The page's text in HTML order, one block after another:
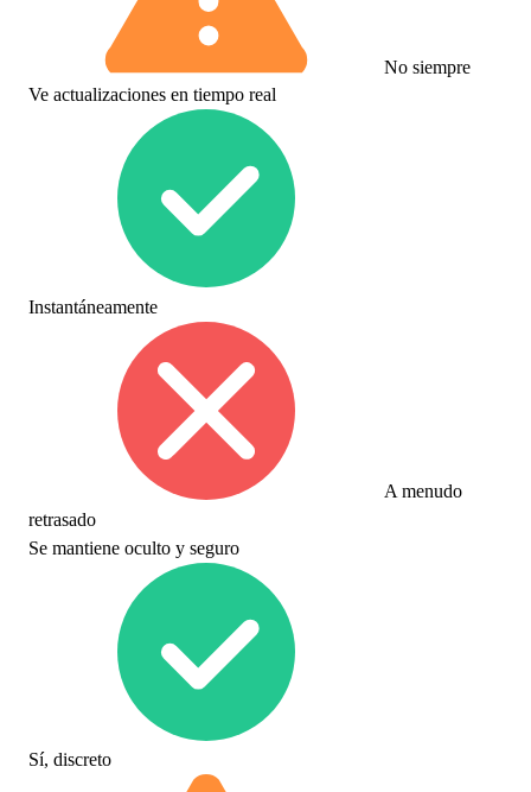
No siempre
Ve actualizaciones en tiempo real
Instantáneamente
A menudo
retrasado
Se mantiene oculto y seguro
Sí, discreto